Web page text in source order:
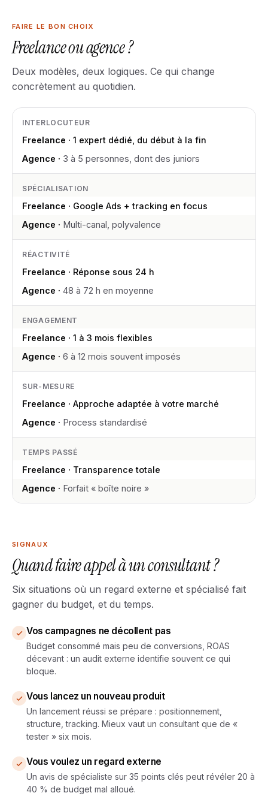
FAIRE LE BON CHOIX
Freelance ou agence ?
Deux modèles, deux logiques. Ce qui change
concrètement au quotidien.
INTERLOCUTEUR
1 expert dédié, du début à la fin
3 à 5 personnes, dont des juniors
SPÉCIALISATION
Google Ads + tracking en focus
Multi-canal, polyvalence
RÉACTIVITÉ
Réponse sous 24 h
48 à 72 h en moyenne
ENGAGEMENT
1 à 3 mois flexibles
6 à 12 mois souvent imposés
SUR-MESURE
Approche adaptée à votre marché
Process standardisé
TEMPS PASSÉ
Transparence totale
Forfait « boîte noire »
SIGNAUX
Quand faire appel à un consultant ?
Six situations où un regard externe et spécialisé fait
gagner du budget, et du temps.
Vos campagnes ne décollent pas
Budget consommé mais peu de conversions, ROAS
décevant : un audit externe identifie souvent ce qui
bloque.
Vous lancez un nouveau produit
Un lancement réussi se prépare : positionnement,
structure, tracking. Mieux vaut un consultant que de «
tester » six mois.
Vous voulez un regard externe
Un avis de spécialiste sur 35 points clés peut révéler 20 à
40 % de budget mal alloué.